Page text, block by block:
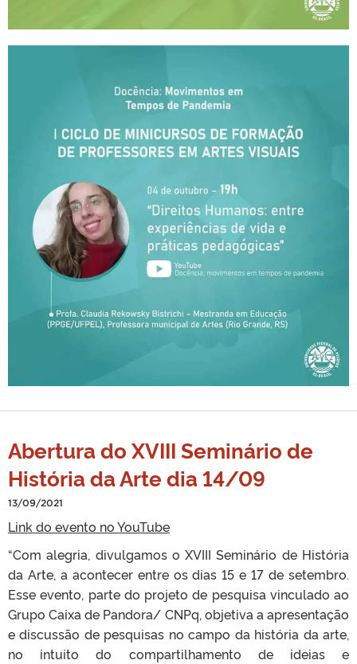
Abertura do XVIII Seminário de
História da Arte dia 14/09
13/09/2021
Link do evento no YouTube
“Com alegria, divulgamos o XVIII Seminário de História
da Arte, a acontecer entre os dias 15 e 17 de setembro.
Esse evento, parte do projeto de pesquisa vinculado ao
Grupo Caixa de Pandora/ CNPq, objetiva a apresentação
e discussão de pesquisas no campo da história da arte,
no intuito do compartilhamento de ideias e